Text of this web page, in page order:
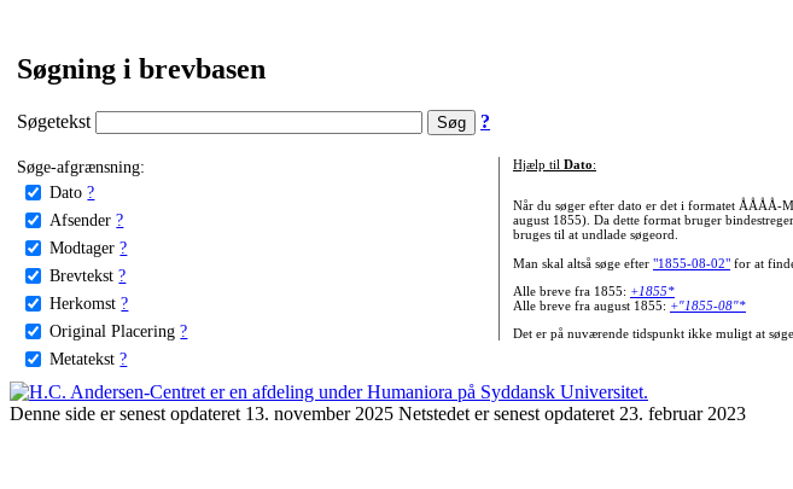
Søgning i brevbasen
Søgetekst ?
Søge-afgrænsning:
Dato ?
Afsender ?
Modtager ?
Brevtekst ?
Herkomst ?
Original Placering ?
Metatekst ?
Hjælp til Dato:
Når du søger efter dato er det i formatet ÅÅÅÅ-
august 1855). Da dette format bruger
bruges til at undlade søgeord.
Man skal altså søge efter "1855-08-02"for at
Alle breve fra 1855: +1855*
Alle breve fra august 1855: +"1855-08"*
Det er på nuværende tidspunkt ikke muligt at
Denne side er senest opdateret 13. november 2025 Netstedet er senest opdateret 23. februar 2023